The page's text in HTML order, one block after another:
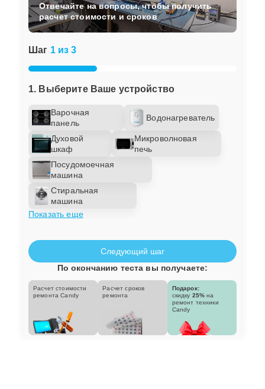
Шаг 1 из 3
1. Выберите Ваше устройство
Варочная
панель
Водонагреватель
Духовой
шкаф
Микроволновая
печь
Посудомоечная
машина
Стиральная
машина
Показать еще
Отвечайте на вопросы, чтобы получить
расчет стоимости и сроков
Следующий шаг
По окончанию теста вы получаете:
Расчет стоимости
ремонта Candy
Расчет сроков
ремонта
Подарок:
скидку 25% на
ремонт техники
Candy